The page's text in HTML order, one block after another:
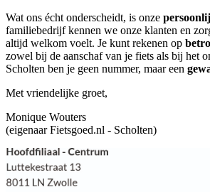
Wat ons écht onderscheidt, is onze
familiebedrijf kennen we onze klanten en
altijd welkom voelt. Je kunt rekenen op
zowel bij de aanschaf van je fiets als bij het
Scholten ben je geen nummer, maar een
Met vriendelijke groet,
Monique Wouters
(eigenaar Fietsgoed.nl - Scholten)